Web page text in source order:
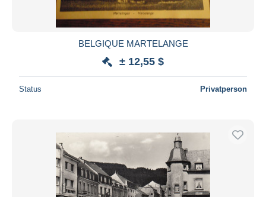
BELGIQUE MARTELANGE
± 12,55 $
Status Privatperson